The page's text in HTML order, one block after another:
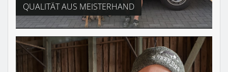
QUALITÄT AUS MEISTERHAND